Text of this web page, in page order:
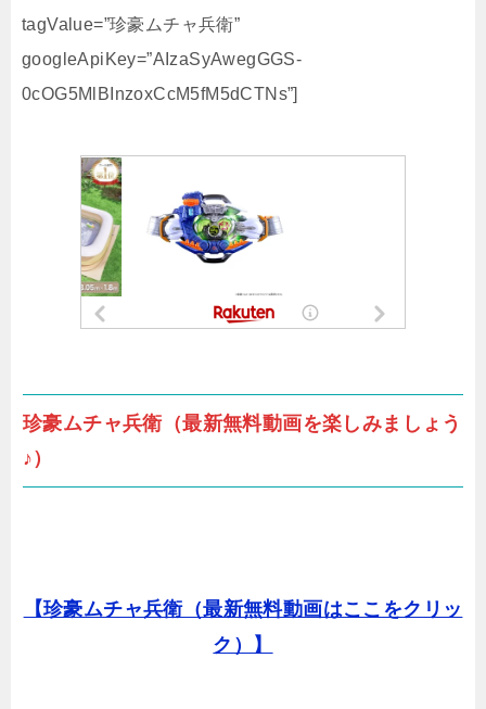
tagValue=”珍豪ムチャ兵衛”
googleApiKey=”AIzaSyAwegGGS-
0cOG5MlBInzoxCcM5fM5dCTNs”]
珍豪ムチャ兵衛（最新無料動画を楽しみましょう
♪）
【珍豪ムチャ兵衛（最新無料動画はここをクリッ
ク）】